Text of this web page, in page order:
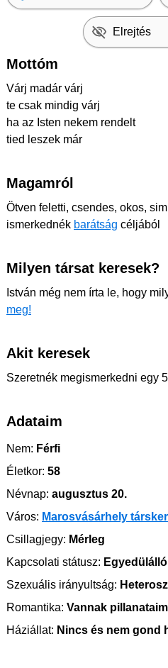
Elrejtés
Mottóm
Várj madár várj
te csak mindig várj
ha az Isten nekem rendelt
tied leszek már
Magamról
Ötven feletti, csendes, okos,
ismerkednék barátság céljából
Milyen társat keresek?
István még nem írta le, hogy
meg!
Akit keresek
Szeretnék megismerkedni egy
Adataim
Nem: Férfi
Életkor: 58
Névnap: augusztus 20.
Város: Marosvásárhely
Csillagjegy: Mérleg
Kapcsolati státusz:
Szexuális irányultság:
Romantika: Vannak pillanataim
Háziállat: Nincs és nem gond